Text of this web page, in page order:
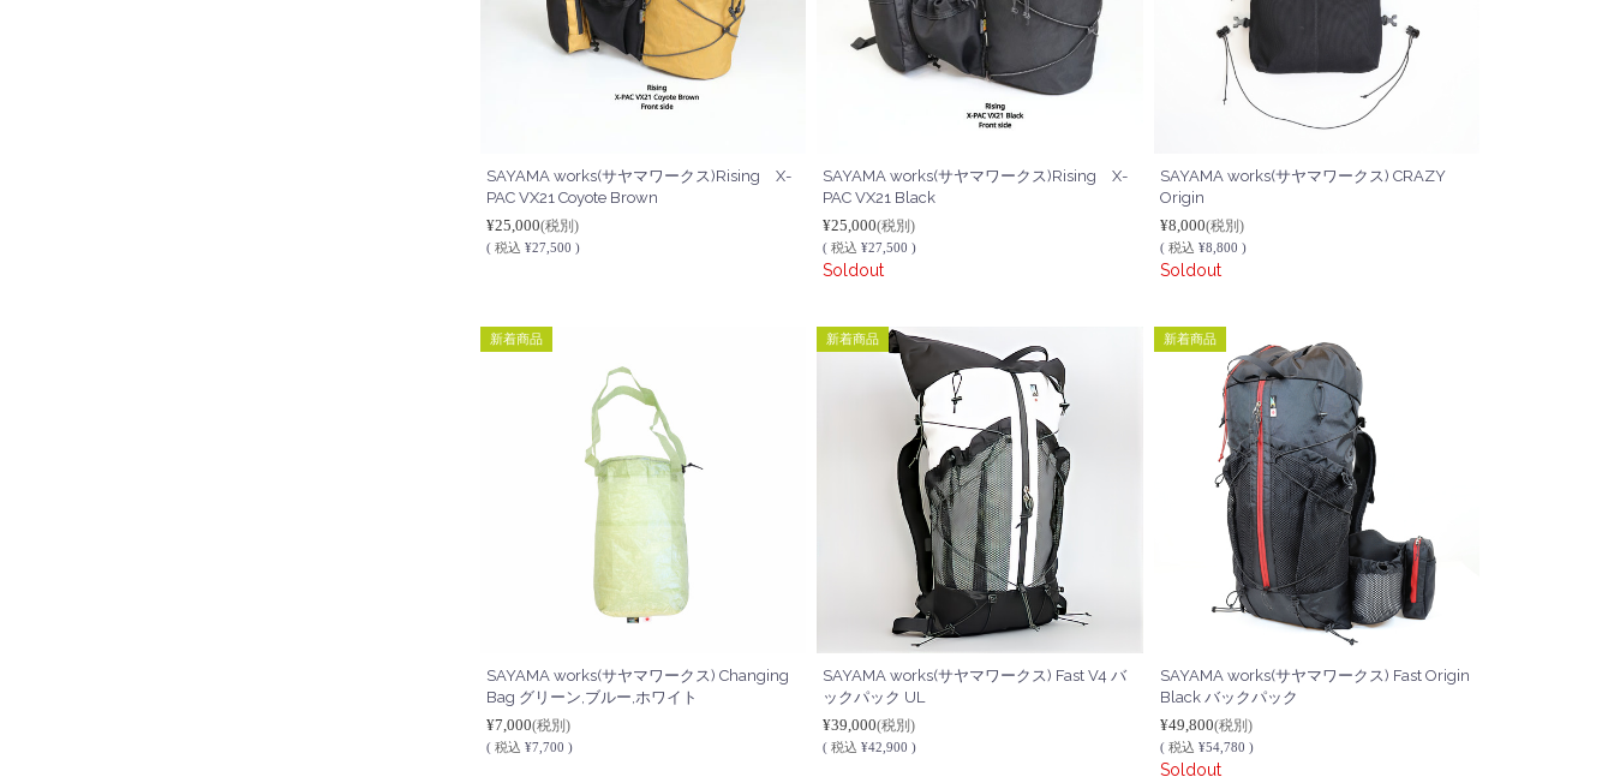
SAYAMA works(サヤマワークス)Rising X-
PAC VX21 Coyote Brown
¥25,000(税別)
( 税込 ¥27,500 )
SAYAMA works(サヤマワークス)Rising X-
PAC VX21 Black
¥25,000(税別)
(税込 ¥27,500 )
Soldout
SAYAMA works(サヤマワークス) CRAZY
Origin
¥8,000(税別)
( 税込 ¥8,800 )
Soldout
新着商品
SAYAMA works(サヤマワークス) Changing
Bag グリーン,ブルー,ホワイト
¥7,000(税別)
( 税込 ¥7,700 )
新着商品
SAYAMA works(サヤマワークス) Fast V4 バ
ックパック UL
¥39,000(税別)
(税込 ¥42,900 )
新着商品
SAYAMA works(サヤマワークス) Fast Origin
Black バックパック
¥49,800(税別)
( 税込 ¥54,780 )
Soldout